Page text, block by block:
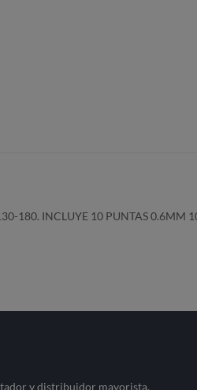
180. INCLUYE 10 PUNTAS 0.6MM
y distribuidor mayorista.